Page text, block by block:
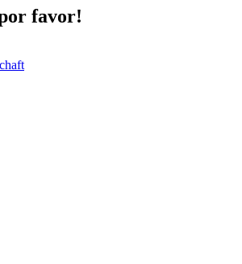
favor!